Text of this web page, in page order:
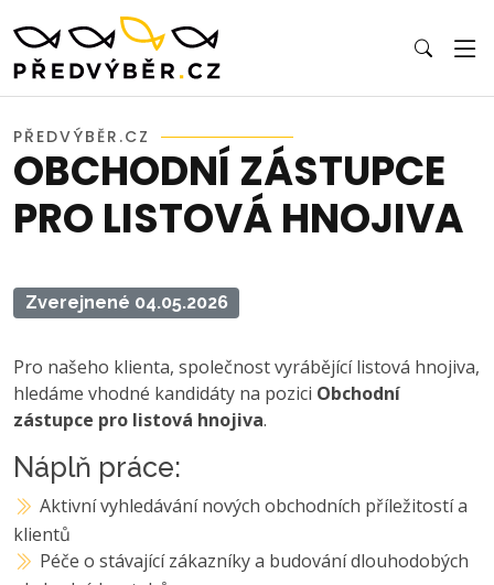
PŘEDVÝBĚR.CZ
OBCHODNÍ ZÁSTUPCE
PRO LISTOVÁ HNOJIVA
Zverejnené 04.05.2026
Pro našeho klienta, společnost vyrábějící listová hnojiva,
hledáme vhodné kandidáty na pozici Obchodní
zástupce pro listová hnojiva.
Náplň práce:
Aktivní vyhledávání nových obchodních příležitostí a
klientů
Péče o stávající zákazníky a budování dlouhodobých